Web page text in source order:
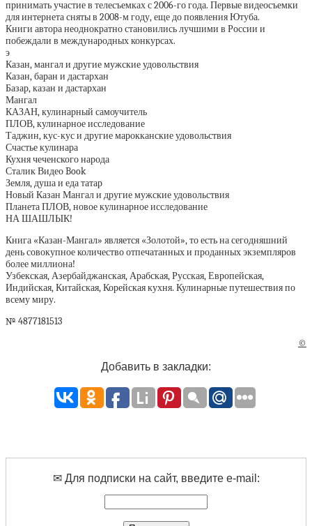
принимать участие в телесъемках с 2006-го года. Первые видеосъемки
для интернета сняты в 2008-м году, еще до появления Ютуба.
Книги автора неоднократно становились лучшими в России и
побеждали в международных конкурсах.
э
Казан, мангал и другие мужские удовольствия
Казан, баран и дастархан
Базар, казан и дастархан
Мангал
КАЗАН, кулинарный самоучитель
ПЛОВ, кулинарное исследование
Таджин, кус-кус и другие марокканские удовольствия
Счастье кулинара
Кухня чеченского народа
Сталик Видео Book
Земля, душа и еда татар
Новый Казан Мангал и другие мужские удовольствия
Планета ПЛОВ, новое кулинарное исследование
НА ШАШЛЫК!
Книга «Казан-Мангал» является «Золотой», то есть на сегодняшний
день совокупное количество отпечатанных и проданных экземпляров
более миллиона!
Узбекская, Азербайджанская, Арабская, Русская, Европейская,
Индийская, Китайская, Корейская кухня. Кулинарные путешествия по
всему миру.
№ 4877181513
©
Добавить в закладки:
✉ Для подписки на сайт, введите e-mail: